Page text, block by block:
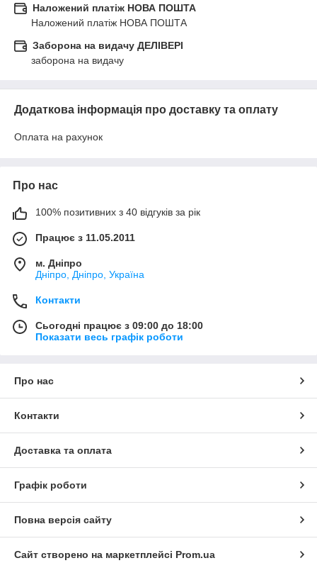
Наложений платіж НОВА ПОШТА
Наложений платіж НОВА ПОШТА
Заборона на видачу ДЕЛІВЕРІ
заборона на видачу
Додаткова інформація про доставку та оплату
Оплата на рахунок
Про нас
100% позитивних з 40 відгуків за рік
Працює з 11.05.2011
м. Дніпро
Дніпро, Дніпро, Україна
Контакти
Сьогодні працює з 09:00 до 18:00
Показати весь графік роботи
Про нас
Контакти
Доставка та оплата
Графік роботи
Повна версія сайту
Сайт створено на маркетплейсі Prom.ua